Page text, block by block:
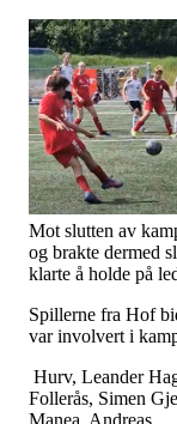
Mot slutten av
og brakte dermed
klarte å holde på
Spillerne fra Hof
var involvert i
Hurv, Leander
Follerås, Simen